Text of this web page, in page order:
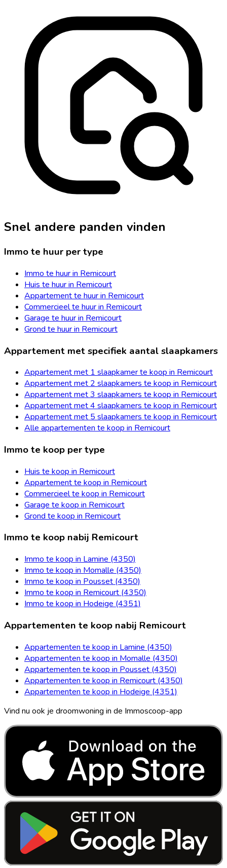
Snel andere panden vinden
Immo te huur per type
Immo te huur in Remicourt
Huis te huur in Remicourt
Appartement te huur in Remicourt
Commercieel te huur in Remicourt
Garage te huur in Remicourt
Grond te huur in Remicourt
Appartement met specifiek aantal slaapkamers
Appartement met 1 slaapkamer te koop in Remicourt
Appartement met 2 slaapkamers te koop in Remicourt
Appartement met 3 slaapkamers te koop in Remicourt
Appartement met 4 slaapkamers te koop in Remicourt
Appartement met 5 slaapkamers te koop in Remicourt
Alle appartementen te koop in Remicourt
Immo te koop per type
Huis te koop in Remicourt
Appartement te koop in Remicourt
Commercieel te koop in Remicourt
Garage te koop in Remicourt
Grond te koop in Remicourt
Immo te koop nabij Remicourt
Immo te koop in Lamine (4350)
Immo te koop in Momalle (4350)
Immo te koop in Pousset (4350)
Immo te koop in Remicourt (4350)
Immo te koop in Hodeige (4351)
Appartementen te koop nabij Remicourt
Appartementen te koop in Lamine (4350)
Appartementen te koop in Momalle (4350)
Appartementen te koop in Pousset (4350)
Appartementen te koop in Remicourt (4350)
Appartementen te koop in Hodeige (4351)
Vind nu ook je droomwoning in de Immoscoop-app